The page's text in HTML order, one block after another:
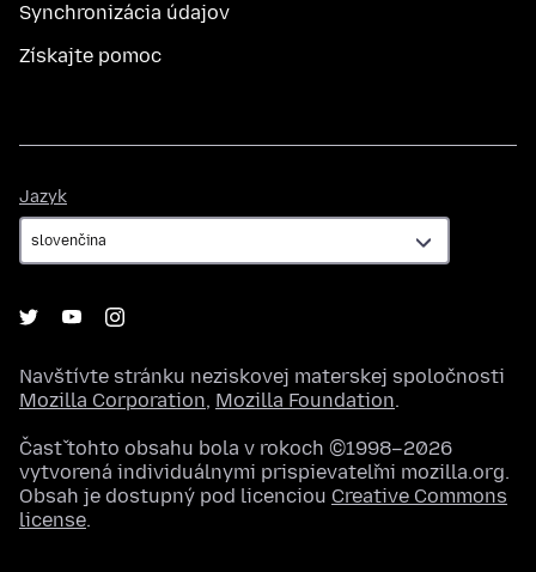
Synchronizácia údajov
Získajte pomoc
Jazyk
Navštívte stránku neziskovej materskej spoločnosti
Mozilla Corporation, Mozilla Foundation.
Časť tohto obsahu bola v rokoch ©1998–2026
vytvorená individuálnymi prispievateľmi mozilla.org.
Obsah je dostupný pod licenciou Creative Commons
license.